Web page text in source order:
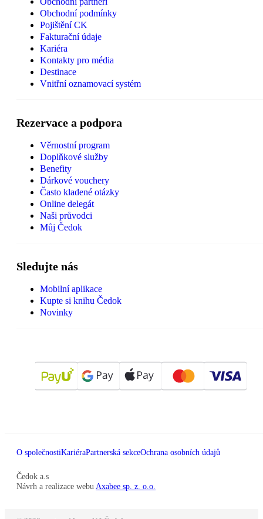
Obchodní podmínky
Pojištění CK
Fakturační údaje
Kariéra
Kontakty pro média
Destinace
Vnitřní oznamovací systém
Rezervace a podpora
Věrnostní program
Doplňkové služby
Benefity
Dárkové vouchery
Často kladené otázky
Online delegát
Naši průvodci
Můj Čedok
Sledujte nás
Mobilní aplikace
Kupte si knihu Čedok
Novinky
O společnostiKariéraPartnerská sekceOchrana osobních údajů
Čedok a.s
Návrh a realizace webu Axabee sp. z. o.o.